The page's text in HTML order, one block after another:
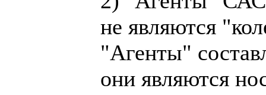
не являются
"Агенты"
они являются